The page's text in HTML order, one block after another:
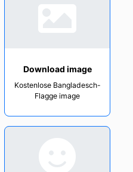
Download image
Kostenlose Bangladesch-
Flagge image